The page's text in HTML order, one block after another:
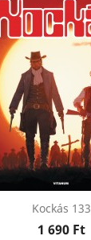
Kockás 133
Ár
1 690 Ft